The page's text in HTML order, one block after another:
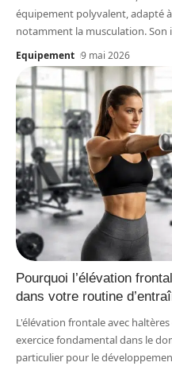
équipement polyvalent, adapté
notamment la musculation. Son
Equipement 9 mai 2026
Pourquoi l’élévation
dans votre routine
L'élévation frontale avec
exercice fondamental dans le
particulier pour le